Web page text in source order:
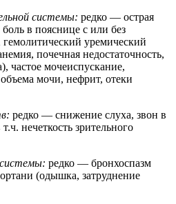
системы: редко — острая
в пояснице с или без
уремический
почечная недостаточность,
частое мочеиспускание,
мочи, нефрит, отеки
редко — снижение слуха, звон в
нечеткость зрительного
редко — бронхоспазм
(одышка, затруднение